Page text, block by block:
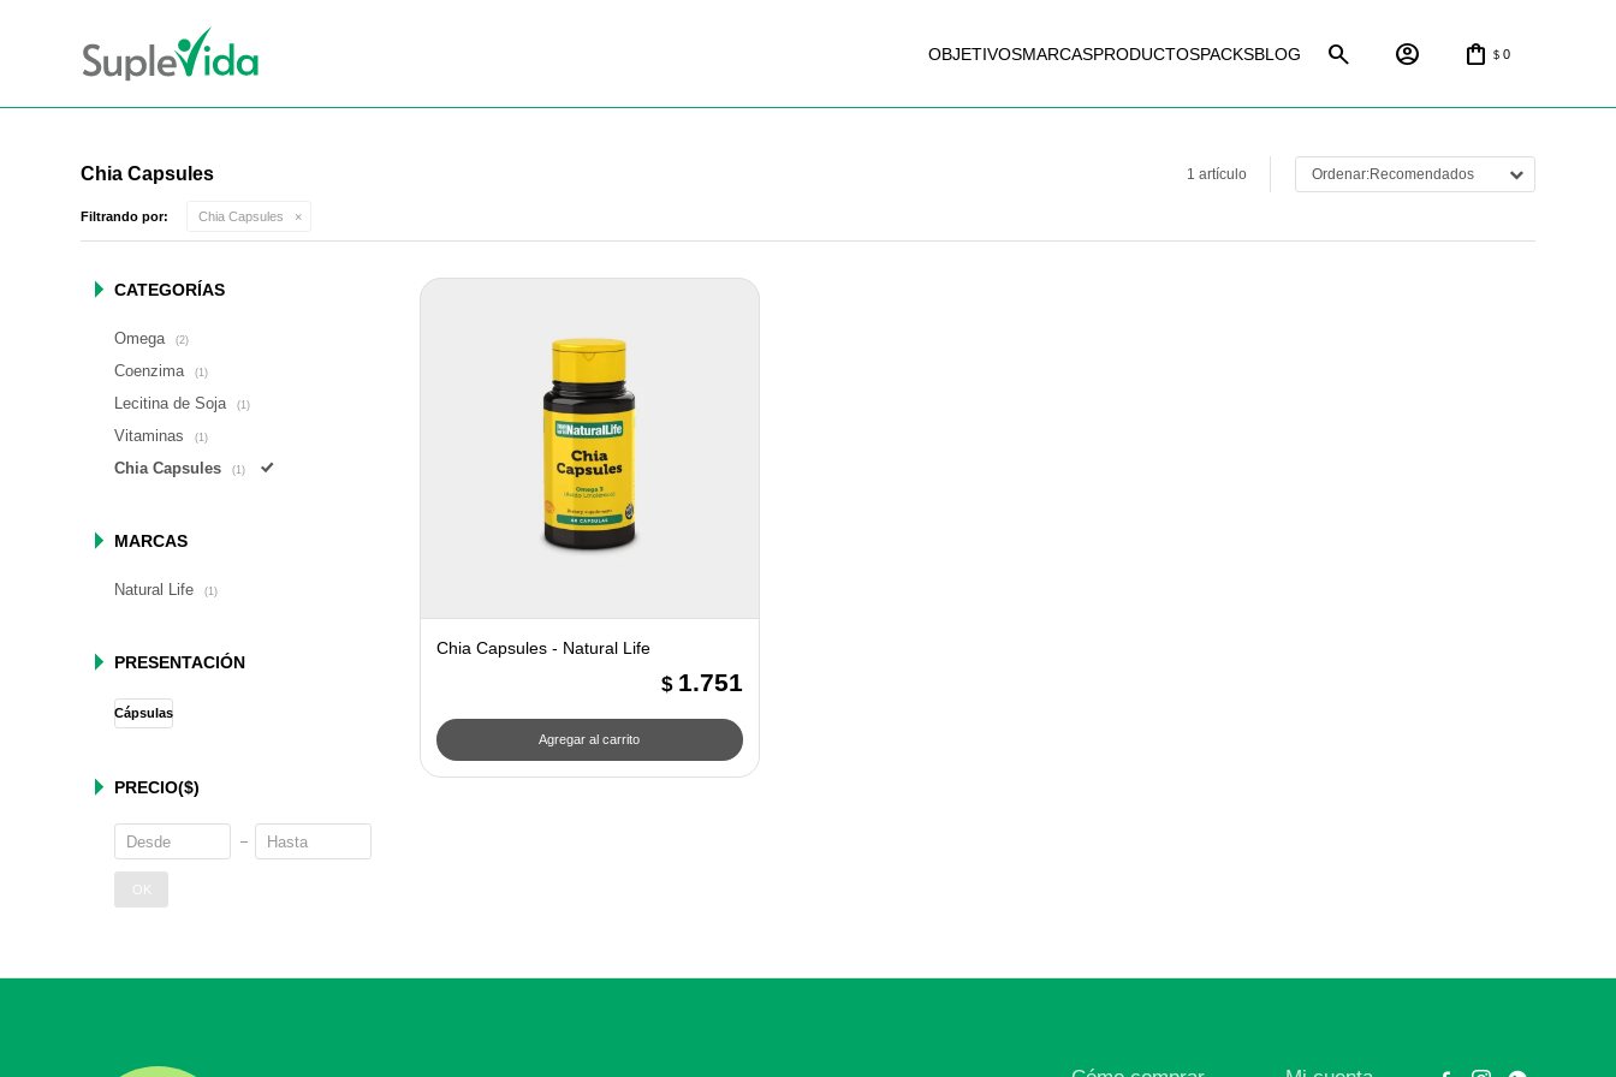
OBJETIVOSMARCASPRODUCTOSPACKSBLOG $ 0
Chia Capsules 1 artículo Recomendados
Filtrando por: Chia Capsules
Chia Capsules - Natural Life
$ 1.751
CATEGORÍAS
Omega (2)
Coenzima (1)
Lecitina de Soja (1)
Vitaminas (1)
Chia Capsules (1)
MARCAS
Natural Life (1)
PRESENTACIÓN
Cápsulas
PRECIO($)
OK